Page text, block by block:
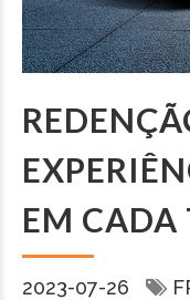
EM CADA
2023-07-26